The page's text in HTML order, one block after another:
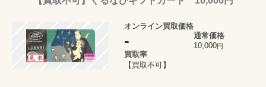
オンライン買取価格
-
通常価格
10,000円
買取率
【買取不可】